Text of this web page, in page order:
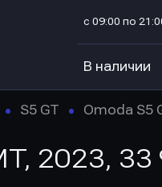
с 09:00 по
В наличии
S5 GT Omoda S5
2023,